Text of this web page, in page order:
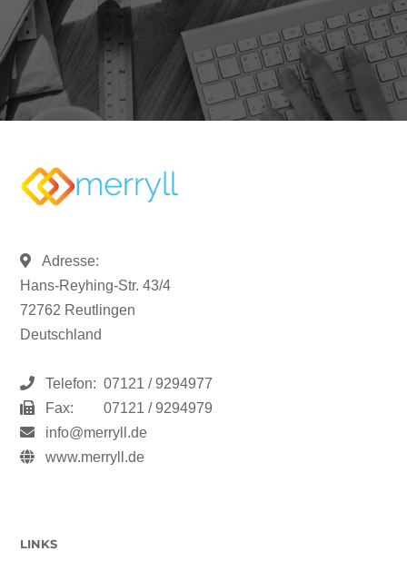
Adresse:
Hans-Reyhing-Str. 43/4
72762 Reutlingen
Deutschland
Telefon: 07121 / 9294977
Fax:
07121 / 9294979
info@merryll.de
www.merryll.de
LINKS